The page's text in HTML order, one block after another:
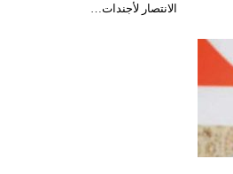
الانتصار لأجندات…